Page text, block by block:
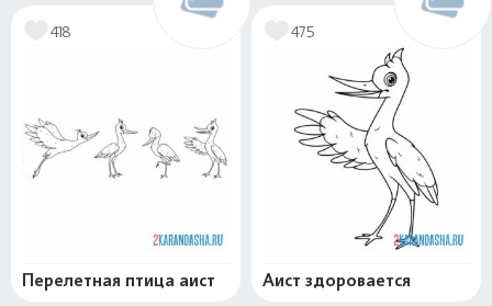
418
Перелетная птица аист
475
Аист здоровается